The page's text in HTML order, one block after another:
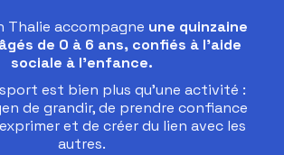
Thalie accompagne une quinzaine
de 0 à 6 ans, confiés à l’aide
sociale à l’enfance.
est bien plus qu’une activité :
de grandir, de prendre confiance
et de créer du lien avec les
autres.